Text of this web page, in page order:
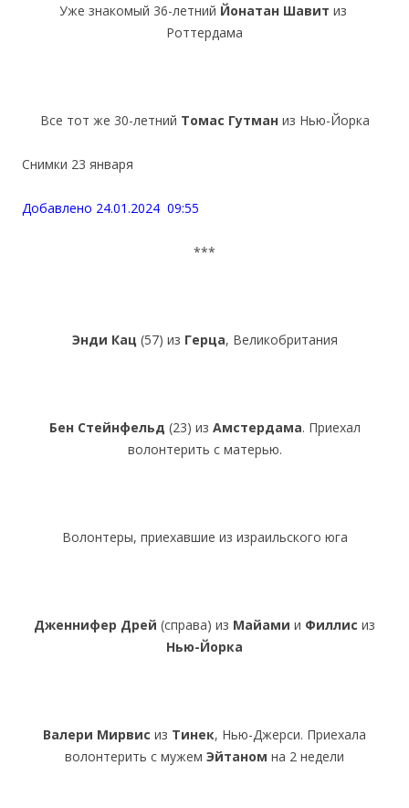
Уже знакомый 36-летний Йонатан Шавит из
Роттердама
Все тот же 30-летний Томас Гутманиз Нью-Йорка
Снимки 23 января
Добавлено 24.01.2024 09:55
***
Энди Кац(57) из Герца, Великобритания
Бен Стейнфельд (23) из Амстердама. Приехал
волонтерить с матерью.
Волонтеры, приехавшие из израильского юга
Дженнифер Дрей (справа) из Майами и Филлис из
Нью-Йорка
Валери Мирвис из Тинек, Нью-Джерси. Приехала
волонтерить с мужем Эйтаном на 2 недели